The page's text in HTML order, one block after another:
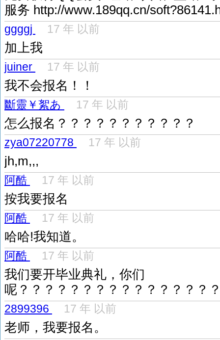
服务 http://www.189qq.cn/
ggggj 17 年 以前
加上我
juiner 17 年 以前
我不会报名！！
斷靈￥絮あ 17 年 以前
怎么报名？？？？？？？？？？？
zya07220778 17 年 以前
jh,m,,,
阿酷 17 年 以前
按我要报名
阿酷 17 年 以前
哈哈!我知道。
阿酷 17 年 以前
我们要开毕业典礼，你们
呢？？？？？？？？？？？？？？？
2899396 17 年 以前
老师，我要报名。